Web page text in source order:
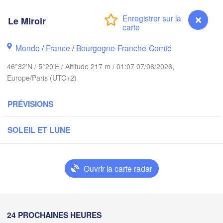
Le Miroir
Monde /France /Bourgogne-Franche-Comté
46°32'N / 5°20'E / Altitude 217 m / 01:07 07/08/2026,
Europe/Paris (UTC+2)
PRÉVISIONS
SOLEIL ET LUNE
Ouvrir la carte radar
24 PROCHAINES HEURES
Köln
- Brussel
Amsterdam
PAYS-BAS
BELGIQUE
FRANCE Le Miroir